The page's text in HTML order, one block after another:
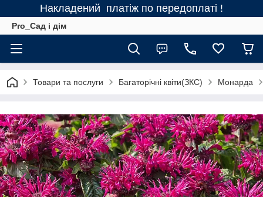
Накладений платіж по передоплаті !
Pro_Сад і дім
Товари та послуги Багаторічні квіти(ЗКС) Монарда